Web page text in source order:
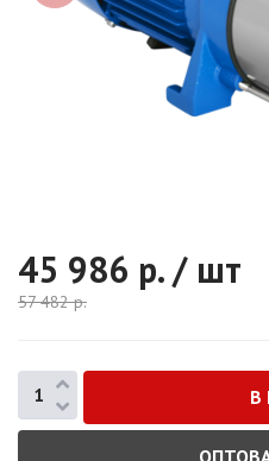
45 986 р. / шт
57 482р.